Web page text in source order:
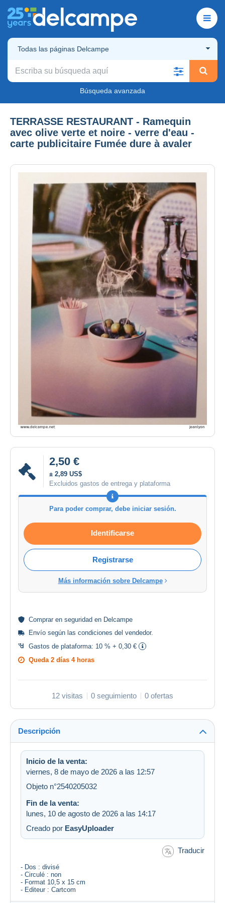
Todas las páginas Delcampe
Búsqueda avanzada
TERRASSE RESTAURANT - Ramequin
avec olive verte et noire - verre d'eau -
carte publicitaire Fumée dure à avaler
2,50 €
± 2,89 US$
Excluidos gastos de entrega y plataforma
Para poder comprar, debe iniciar sesión.
Identificarse
Registrarse
Más información sobre Delcampe
Comprar en seguridad en Delcampe
Envío según las condiciones del vendedor.
Gastos de plataforma: 10 % + 0,30 €
Queda 2 días 4 horas
12 visitas 0 seguimiento 0 ofertas
Descripción
Inicio de la venta:
viernes, 8 de mayo de 2026 a las 12:57
Objeto n°2540205032
Fin de la venta:
lunes, 10 de agosto de 2026 a las 14:17
Creado por EasyUploader
Traducir
- Dos : divisé
- Circulé : non
- Format 10,5 x 15 cm
- Editeur : Cartcom